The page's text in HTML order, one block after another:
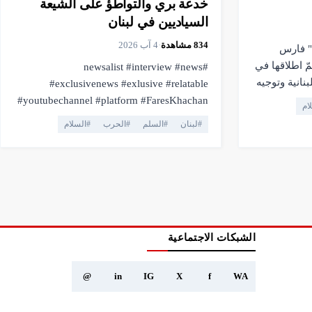
فارس
اطلاقها في
وتوجيه
خدعة بري والتواطؤ على الشيعة
السياديين في لبنان
834 مشاهدة·4 آب 2026
#newsalist #interview #news
#exclusivenews #exlusive #relatable
#youtubechannel #platform #FaresKhachan
#لبنان # السلم # الحرب # السلام
الشبكات الاجتماعية
WA
f
X
IG
in
@